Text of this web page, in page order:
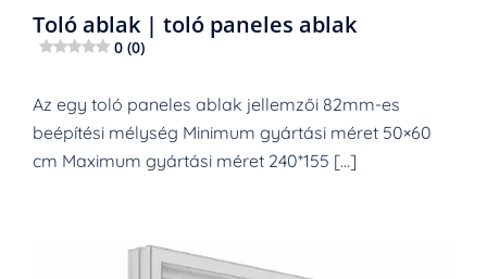
Toló ablak | toló paneles ablak
0 (0)
Az egy toló paneles ablak jellemzői 82mm-es
beépítési mélység Minimum gyártási méret 50×60
cm Maximum gyártási méret 240*155 […]